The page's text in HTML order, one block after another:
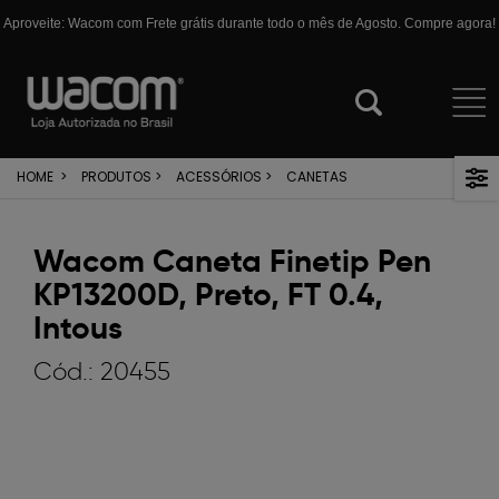
Aproveite: Wacom com Frete grátis durante todo o mês de Agosto. Compre agora!
HOME > PRODUTOS > ACESSÓRIOS > CANETAS
Wacom Caneta Finetip Pen
KP13200D, Preto, FT 0.4,
Intous
Cód.: 20455